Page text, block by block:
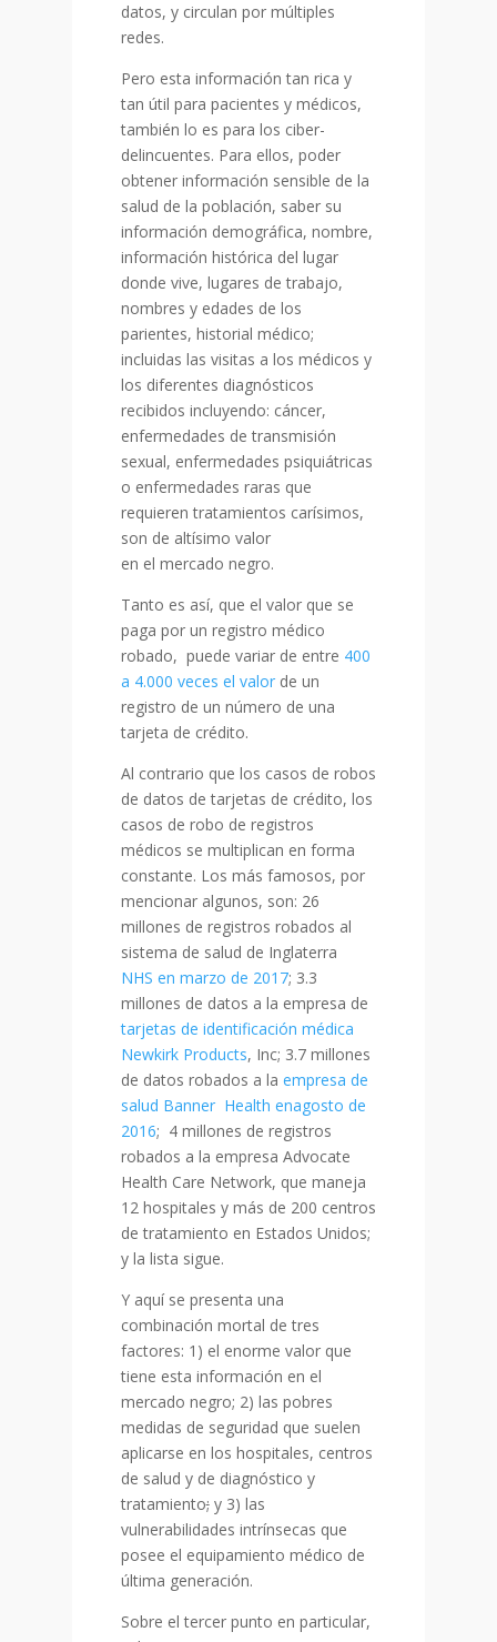
datos, y circulan por múltiples
redes.
Pero esta información tan rica y
tan útil para pacientes y médicos,
también lo es para los ciber-
delincuentes. Para ellos, poder
obtener información sensible de la
salud de la población, saber su
información demográfica, nombre,
información histórica del lugar
donde vive, lugares de trabajo,
nombres y edades de los
parientes, historial médico;
incluidas las visitas a los médicos y
los diferentes diagnósticos
recibidos incluyendo: cáncer,
enfermedades de transmisión
sexual, enfermedades psiquiátricas
o enfermedades raras que
requieren tratamientos carísimos,
son de altísimo valor
en el mercado negro.
Tanto es así, que el valor que se
paga por un registro médico
robado, puede variar de entre 400
a 4.000 veces el valorde un
registro de un número de una
tarjeta de crédito.
Al contrario que los casos de robos
de datos de tarjetas de crédito, los
casos de robo de registros
médicos se multiplican en forma
constante. Los más famosos, por
mencionar algunos, son: 26
millones de registros robados al
sistema de salud de Inglaterra
NHS en marzo de 2017; 3.3
millones de datos a la empresa de
tarjetas de identificación médica
Newkirk Products, Inc; 3.7 millones
de datos robados a la empresa de
salud Banner Health enagosto de
2016; 4 millones de registros
robados a la empresa Advocate
Health Care Network, que maneja
12 hospitales y más de 200 centros
de tratamiento en Estados Unidos;
y la lista sigue.
Y aquí se presenta una
combinación mortal de tres
factores: 1) el enorme valor que
tiene esta información en el
mercado negro; 2) las pobres
medidas de seguridad que suelen
aplicarse en los hospitales, centros
de salud y de diagnóstico y
tratamiento;y 3) las
vulnerabilidades intrínsecas que
posee el equipamiento médico de
última generación.
Sobre el tercer punto en particular,